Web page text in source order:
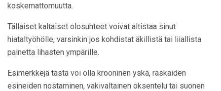
koskemattomuutta.
Tällaiset kaltaiset olosuhteet voivat altistaa sinut
hiataltyöhölle, varsinkin jos kohdistat äkillistä tai liiallista
painetta lihasten ympärille.
Esimerkkejä tästä voi olla krooninen yskä, raskaiden
esineiden nostaminen, väkivaltainen oksentelu tai suonen